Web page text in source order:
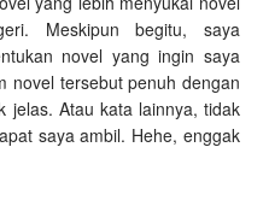
Meskipun begitu, saya
novel yang ingin saya
novel tersebut penuh dengan
jelas. Atau kata lainnya, tidak
saya ambil. Hehe, enggak